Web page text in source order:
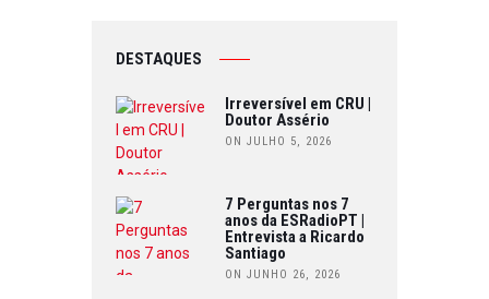
DESTAQUES
Irreversível em CRU |
Doutor Assério
ON JULHO 5, 2026
7 Perguntas nos 7
anos da ESRadioPT |
Entrevista a Ricardo
Santiago
ON JUNHO 26, 2026